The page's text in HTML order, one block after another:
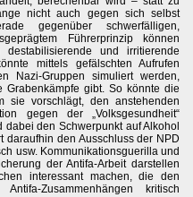
nicht auch gegen sich selbst
gegenüber schwerfälligen,
Führerprinzip können
destabilisierende und irritierende
mittels gefälschten Aufrufen
Nazi-Gruppen simuliert werden,
gibt. So könnte die
sie vorschlägt, den anstehenden
gegen der „Volksgesundheit“
den Schwerpunkt auf Alkohol
daraufhin den Ausschluss der NPD
usw. Kommunikationsguerilla und
der Antifa-Arbeit darstellen
interessant machen, die den
Zusammenhängen kritisch